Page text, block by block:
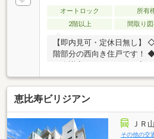
関することなら、どのよう
くださいインターネット未
す。
オートロック 所有
2階以上
間取り
【即内見可・定休日無し】
階部分の西向き住戸です！
約23.03平米、仕切りがなく
恵比寿ビリジアン
ＪＲ
その他の交